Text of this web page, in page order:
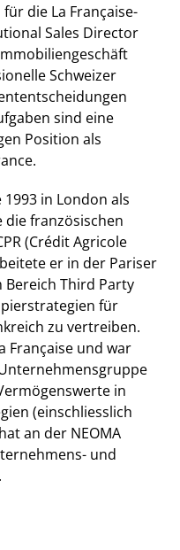
die La Française-
Sales Director
Schweizer
sind eine
Position als
in London als
französischen
(Crédit Agricole
er in der Pariser
Bereich Third Party
für
zu vertreiben.
Française und war
in
(einschliesslich
an der NEOMA
und